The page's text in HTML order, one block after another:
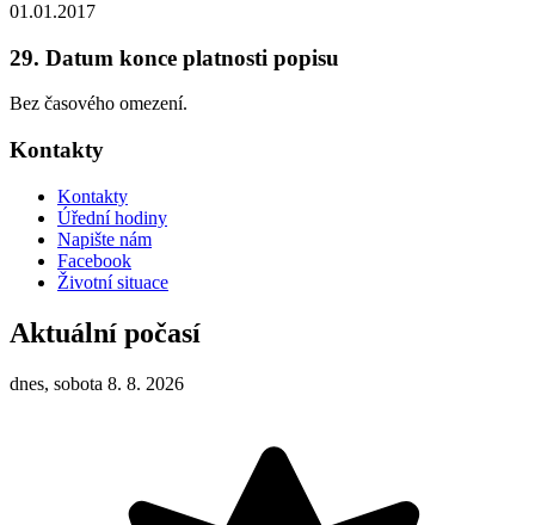
01.01.2017
29. Datum konce platnosti popisu
Bez časového omezení.
Kontakty
Kontakty
Úřední hodiny
Napište nám
Facebook
Životní situace
Aktuální počasí
dnes, sobota 8. 8. 2026